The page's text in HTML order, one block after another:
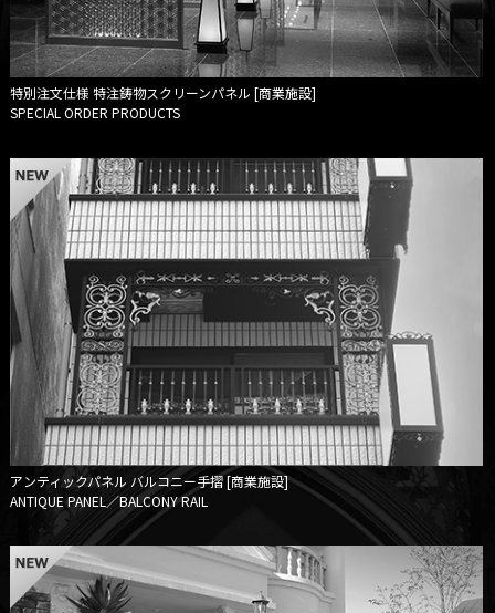
特別注文仕様 特注鋳物スクリーンパネル [商業施設]
SPECIAL ORDER PRODUCTS
アンティックパネル バルコニー手摺 [商業施設]
ANTIQUE PANEL／BALCONY RAIL